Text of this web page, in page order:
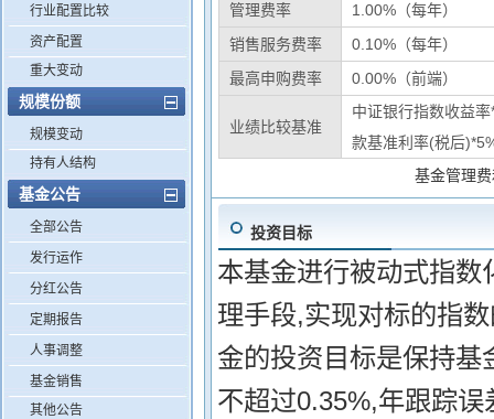
行业配置比较
资产配置
重大变动
规模份额
规模变动
持有人结构
基金公告
全部公告
发行运作
分红公告
定期报告
人事调整
基金销售
其他公告
管理费率
1.00%（每年）
销售服务费率
0.10%（每年）
最高申购费率
0.00%（前端）
业绩比较基准
中证银行指数收益
款基准利率(税后
基金管理
投资目标
本基金进行被动式指
理手段,实现对标的指
金的投资目标是保持
不超过0.35%,年跟踪误